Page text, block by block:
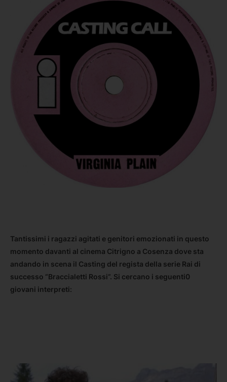
Tantissimi i ragazzi agitati e genitori emozionati in questo
momento davanti al cinema Citrigno a Cosenza dove sta
andando in scena il Casting del regista della serie Rai di
successo “Braccialetti Rossi”. Si cercano i seguenti0
giovani interpreti: